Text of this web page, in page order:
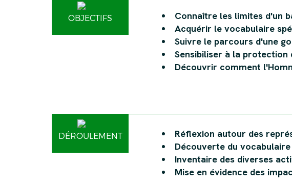
OBJECTIFS
Connaître les limites d'un
Acquérir le vocabulaire
Suivre le parcours d'une
Sensibiliser à la protection
Découvrir comment
DÉROULEMENT
Réflexion autour des
Découverte du
Inventaire des diverses
Mise en évidence des